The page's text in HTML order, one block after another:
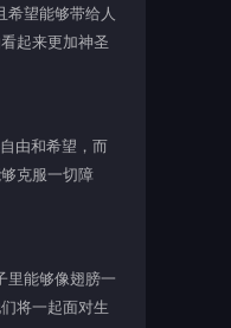
希望能够带给人
起来更加神圣
由和希望，而
克服一切障
里能够像翅膀一
将一起面对生